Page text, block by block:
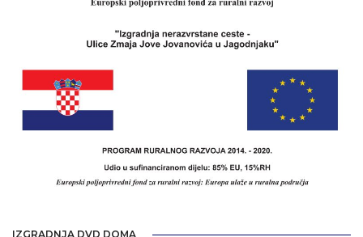
IZGRADNJA DVD DOMA